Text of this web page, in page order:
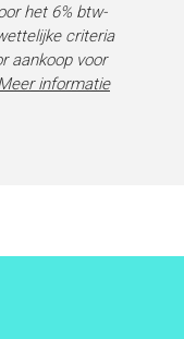
het 6% btw-
criteria
aankoop voor
informatie